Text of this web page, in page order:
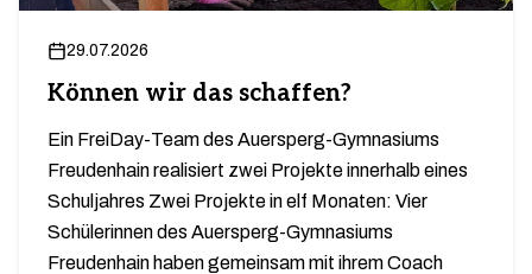
29.07.2026
Können wir das schaffen?
Ein FreiDay-Team des Auersperg-Gymnasiums
Freudenhain realisiert zwei Projekte innerhalb eines
Schuljahres Zwei Projekte in elf Monaten: Vier
Schülerinnen des Auersperg-Gymnasiums
Freudenhain haben gemeinsam mit ihrem Coach